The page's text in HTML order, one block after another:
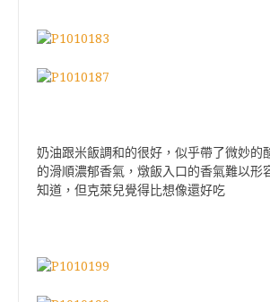
奶油跟米飯調和的很好，似乎帶了微妙的
的滑順濃郁香氣，燉飯入口的香氣難以形
知道，但克萊兒覺得比想像還好吃